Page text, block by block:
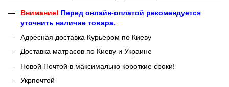
Внимание! Перед онлайн-оплатой рекомендуется
уточнить наличие товара.
Адресная доставка Курьером по Киеву
Доставка матрасов по Киеву и Украине
Новой Почтой в максимально короткие сроки!
Укрпочтой